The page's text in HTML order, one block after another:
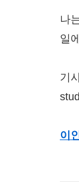
나
일
기
이